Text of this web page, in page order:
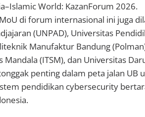
World: KazanForum 2026.
di forum internasional ini juga
(UNPAD), Universitas
Manufaktur Bandung
Mandala (ITSM), dan Universitas
penting dalam peta jalan UB
pendidikan cybersecurity